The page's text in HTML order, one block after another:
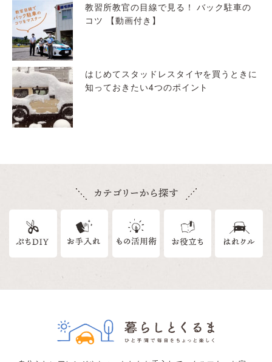
教習所教官の目線で見る！ バック駐車の
コツ 【動画付き】
はじめてスタッドレスタイヤを買うときに
知っておきたい4つのポイント